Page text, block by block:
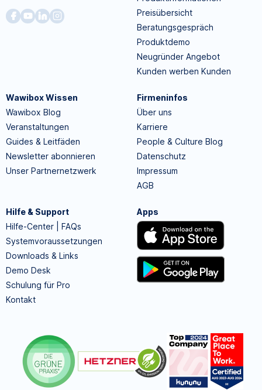
Preisübersicht
Beratungsgespräch
Produktdemo
Neugründer Angebot
Kunden werben Kunden
Wawibox Wissen
Wawibox Blog
Veranstaltungen
Guides & Leitfäden
Newsletter abonnieren
Unser Partnernetzwerk
Firmeninfos
Über uns
Karriere
People & Culture Blog
Datenschutz
Impressum
AGB
Hilfe & Support
Hilfe-Center | FAQs
Systemvoraussetzungen
Downloads & Links
Demo Desk
Schulung für Pro
Kontakt
Apps